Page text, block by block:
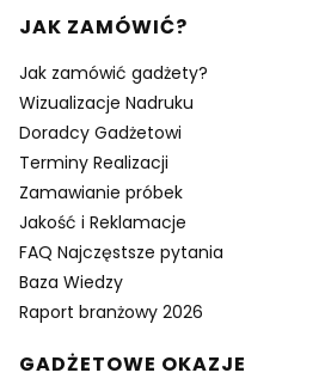
Linki w stopce
JAK ZAMÓWIĆ?
Jak zamówić gadżety?
Wizualizacje Nadruku
Doradcy Gadżetowi
Terminy Realizacji
Zamawianie próbek
Jakość i Reklamacje
FAQ Najczęstsze pytania
Baza Wiedzy
Raport branżowy 2026
GADŻETOWE OKAZJE